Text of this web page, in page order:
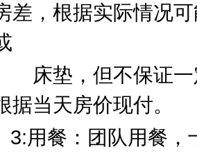
差，根据实际情况
证一定能安
根据当天房价现
队用餐，十人